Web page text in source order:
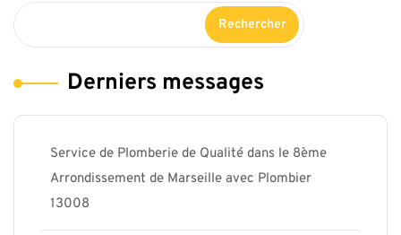
Rechercher
Derniers messages
Service de Plomberie de Qualité dans le 8ème
Arrondissement de Marseille avec Plombier
13008